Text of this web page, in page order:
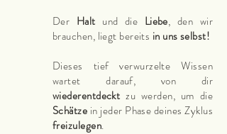
Der Halt und die Liebe, den wir
brauchen, liegt bereits in uns selbst!
Dieses tief verwurzelte Wissen
wartet darauf, von dir
wiederentdecktzu werden, um die
Schätze in jeder Phase deines Zyklus
freizulegen.